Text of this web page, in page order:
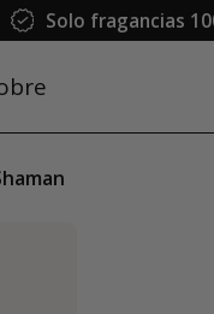
Solo fragancias